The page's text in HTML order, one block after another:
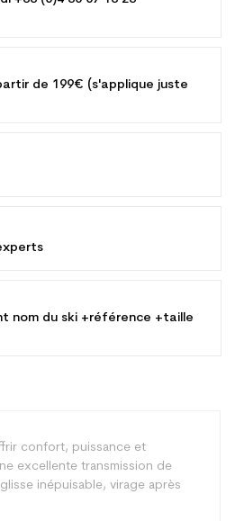
de 199€ (s'applique juste
nom du ski +référence +taille
confort, puissance et
excellente transmission de
inépuisable, virage après